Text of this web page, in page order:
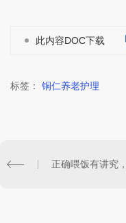
此内容DOC下载
标签： 铜仁养老护理